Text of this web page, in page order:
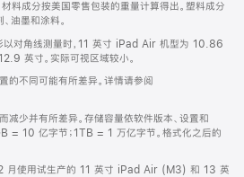
料成分按美国零售包装的重量计算得出。塑料成分
油墨和涂料。
以对角线测量时，11 英寸 iPad Air 机型为 10.86
英寸。实际可视区域较小。
不同可能有所差异。详情请参阅
少并有所差异。存储容量依软件版本、设置和
= 10 亿字节；1TB = 1 万亿字节。格式化之后的
使用试生产的 11 英寸 iPad Air (M3) 和 13 英